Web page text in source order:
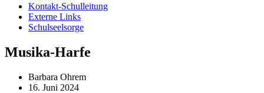
Kontakt-Schulleitung
Externe Links
Schulseelsorge
Musika-Harfe
Barbara Ohrem
16. Juni 2024